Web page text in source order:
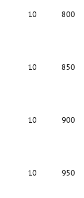
10 800
10 850
10 900
10 950